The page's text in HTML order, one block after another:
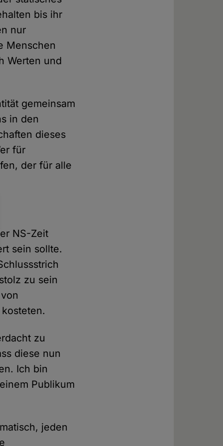
bis ihr
nur
Menschen
Werten und
gemeinsam
in den
dieses
für
der für alle
NS-Zeit
sein sollte.
zu sein
zu
diese nun
Ich bin
Publikum
jeden